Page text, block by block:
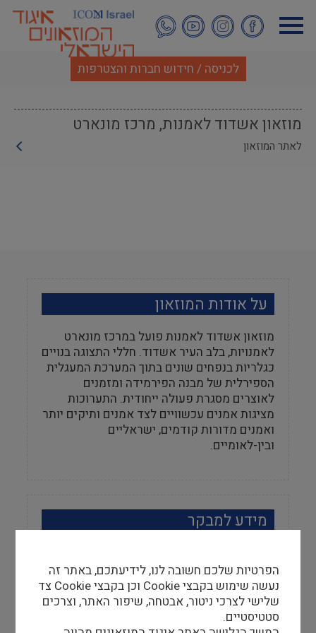
לתוכן
העיקרי
לכניסה / חידוש חברות והצטרפות
מוזאון אשדוד לאמנות, מרכז מונארט
לאתר המוזאון
על אודות המוזאון
מוזאון אשדוד לאמנות פועל במרכז מונארט
לאמנויות, בלב העיר אשדוד. חללי התצוגה בנויים
כגלריות בנפחים שונים בתוך המערכת המעגלית
הספירלית של מבנה הפירמידה ומזמנים
לאוצרים מסגרת פעולה ייחודית. התערוכות
מציגות אמנים עכשוויים לצד אמנים ותיקים יותר
ואמנים מדורות קודמים, ישראליים
ובין-לאומיים.
מידע למבקר
ו', שבת - 10:30 – 13:30, יום א' – סגור, בחגים
ובערבי החג המוזאון סגור למבקרים
הפרטיות שלכם חשובה לנו, לידיעתכם, באתר זה
נעשה שימוש בקבצי Cookie וכן בקבצי Cookie צד
שלישי לצרכי ניטור, אבטחה, שיפור האתר, וצרכים
סטטיסטיים.